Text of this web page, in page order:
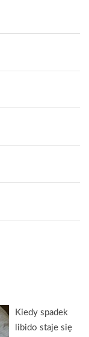
Kiedy spadek
libido staje się